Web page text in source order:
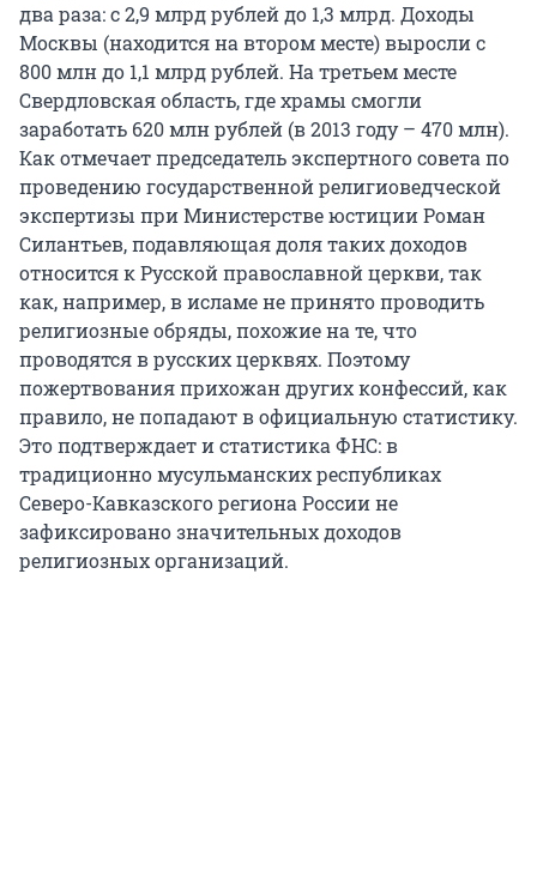
два раза: с 2,9 млрд рублей до 1,3 млрд. Доходы
Москвы (находится на втором месте) выросли с
800 млн до 1,1 млрд рублей. На третьем месте
Свердловская область, где храмы смогли
заработать 620 млн рублей (в 2013 году – 470 млн).
Как отмечает председатель экспертного совета по
проведению государственной религиоведческой
экспертизы при Министерстве юстиции Роман
Силантьев, подавляющая доля таких доходов
относится к Русской православной церкви, так
как, например, в исламе не принято проводить
религиозные обряды, похожие на те, что
проводятся в русских церквях. Поэтому
пожертвования прихожан других конфессий, как
правило, не попадают в официальную статистику.
Это подтверждает и статистика ФНС: в
традиционно мусульманских республиках
Северо-Кавказского региона России не
зафиксировано значительных доходов
религиозных организаций.